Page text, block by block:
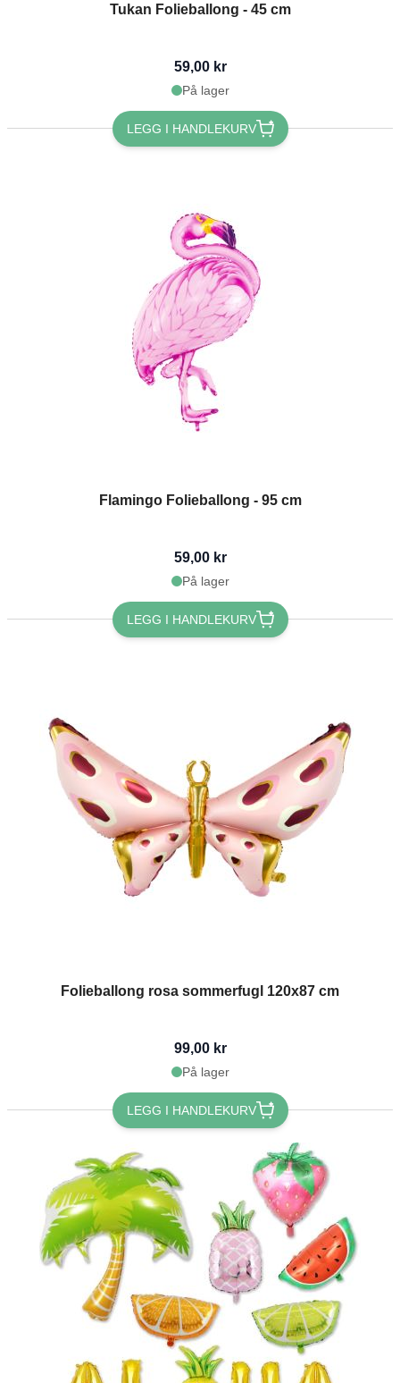
Tukan Folieballong - 45 cm
59,00 kr
På lager
LEGG I HANDLEKURV
Flamingo Folieballong - 95 cm
59,00 kr
På lager
LEGG I HANDLEKURV
Folieballong rosa sommerfugl 120x87 cm
99,00 kr
På lager
LEGG I HANDLEKURV